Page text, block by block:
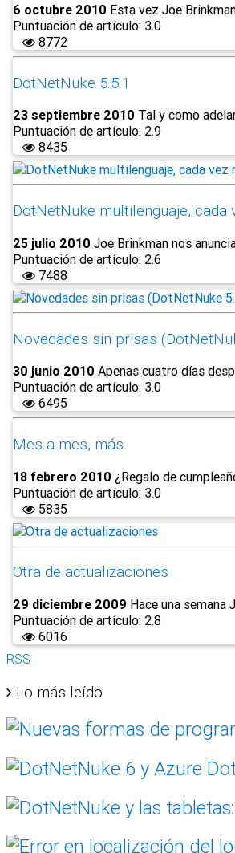
6 octubre 2010 Esta vez Joe
Puntuación de artículo: 3.0
8772
DotNetNuke 5.5.1
23 septiembre 2010 Tal y como
Puntuación de artículo: 2.9
8435
DotNetNuke multilenguaje, cada
25 julio 2010 Joe Brinkman nos
Puntuación de artículo: 2.6
7488
Novedades sin prisas
30 junio 2010 Apenas cuatro días
Puntuación de artículo: 3.0
6495
Mes a mes, más
18 febrero 2010 ¿Regalo de
Puntuación de artículo: 3.0
5835
Otra de actualizaciones
29 diciembre 2009 Hace una semana
Puntuación de artículo: 2.8
6016
RSS
Lo más leído